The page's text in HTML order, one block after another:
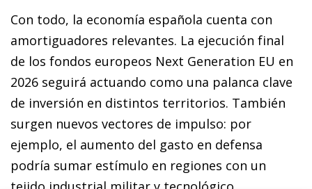
Con todo, la economía española cuenta con
amortiguadores relevantes. La ejecución final
de los fondos europeos Next Generation EU en
2026 seguirá actuando como una palanca clave
de inversión en distintos territorios. También
surgen nuevos vectores de impulso: por
ejemplo, el aumento del gasto en defensa
podría sumar estímulo en regiones con un